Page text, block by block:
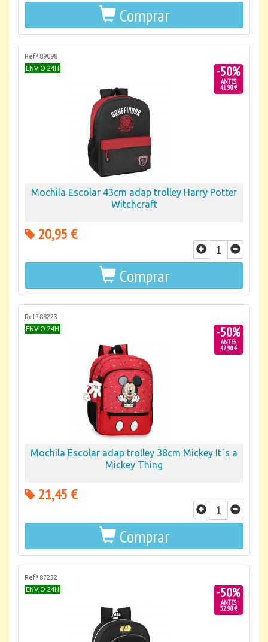
Comprar
Refª 89098
ENVIO 24H
-50%
ANTES
41,90 €
Mochila Escolar 43cm adap trolley Harry Potter
Witchcraft
20,95 €
Comprar
Refª 88223
ENVIO 24H
-50%
ANTES
42,90 €
Mochila Escolar adap trolley 38cm Mickey It´s a
Mickey Thing
21,45 €
Comprar
Refª 87232
ENVIO 24H
-50%
ANTES
32,90 €